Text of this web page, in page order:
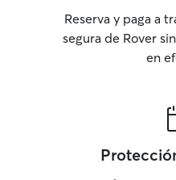
Reserva y paga a
segura de Rover
en